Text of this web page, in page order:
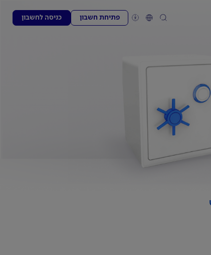
פתיחת חשבון כניסה לחשבון